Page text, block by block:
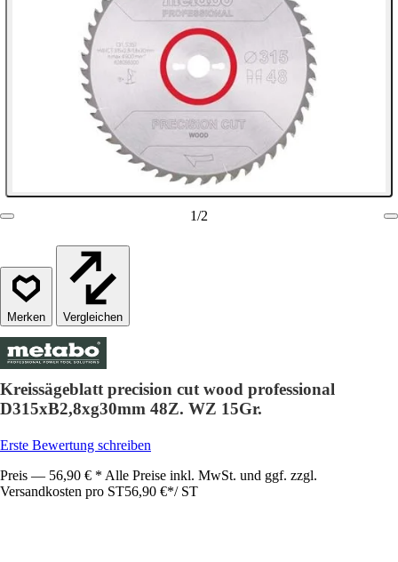
1/2
Vergleichen
Kreissägeblatt precision cut wood professional
D315xB2,8xg30mm 48Z. WZ 15Gr.
Erste Bewertung schreiben
Preis — 56,90 € * Alle Preise inkl. MwSt. und ggf. zzgl.
Versandkosten pro ST56,90 €*/ ST